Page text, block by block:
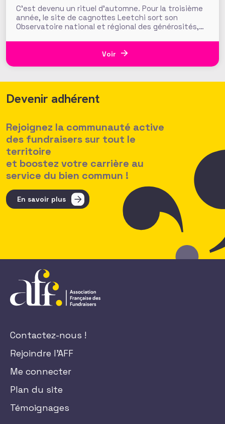
C’est devenu un rituel d’automne. Pour la troisième
année, le site de cagnottes Leetchi sort son
Observatoire national et régional des générosités,
Le Parisien. L’observatoire fait couler de l’encre aux
quatre coins de la France en attirant l’attention sur
Voir
Devenir adhérent
Rejoignez la communauté active
des fundraisers sur tout le
territoire
et boostez votre carrière au
service du bien commun !
En savoir plus
Contactez-nous !
Rejoindre l'AFF
Me connecter
Plan du site
Témoignages